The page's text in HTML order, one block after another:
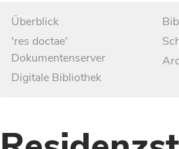
Überblick
'res doctae'
Dokumentenserver
Digitale Bibliothek